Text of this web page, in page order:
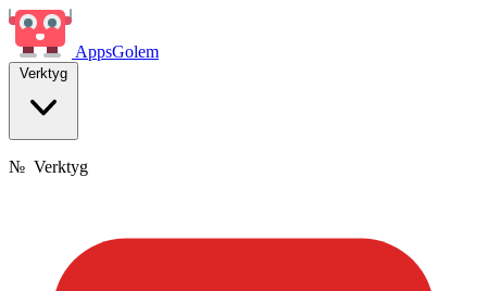
AppsGolem
Verktyg
№ Verktyg